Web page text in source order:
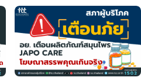
ยีสต์ และรา เกิน
มาตรฐานกำหนด ใน
ผลิตภัณฑ์ย้อมผม